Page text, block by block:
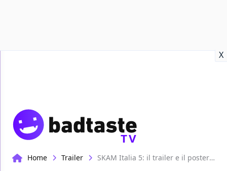
X
TV
Home Trailer SKAM Italia 5: il trailer e il poster dei nuovi episodi della serie Netflix